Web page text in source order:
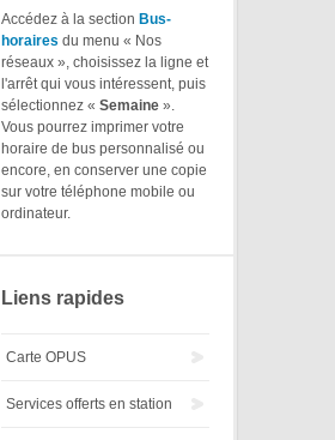
Accédez à la section Bus-
horaires du menu « Nos
réseaux », choisissez la ligne et
l'arrêt qui vous intéressent, puis
sélectionnez « Semaine ».
Vous pourrez imprimer votre
horaire de bus personnalisé ou
encore, en conserver une copie
sur votre téléphone mobile ou
ordinateur.
Liens rapides
Carte OPUS
Services offerts en station